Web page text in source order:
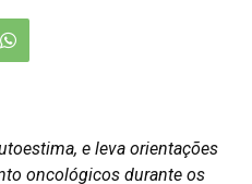
e leva orientações
oncológicos durante os